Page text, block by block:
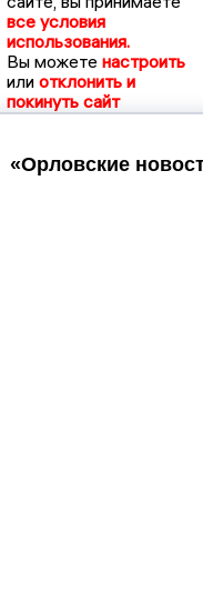
все условия
использования.
Вы можете настроить
или отклонить и
покинуть сайт
Принять